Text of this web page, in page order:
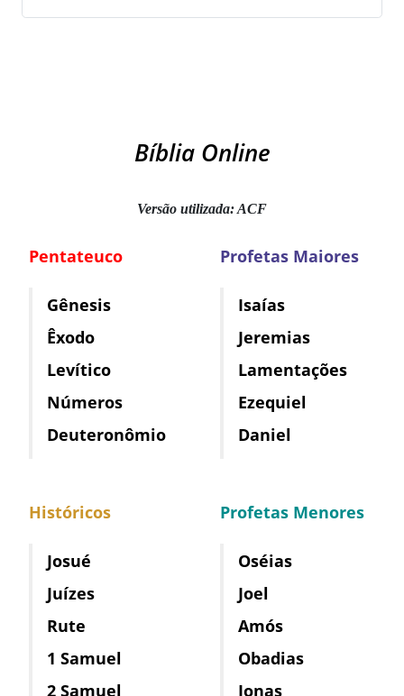
Bíblia Online
Versão utilizada: ACF
Pentateuco
Gênesis
Êxodo
Levítico
Números
Deuteronômio
Históricos
Josué
Juízes
Rute
1 Samuel
2 Samuel
Profetas Maiores
Isaías
Jeremias
Lamentações
Ezequiel
Daniel
Profetas Menores
Oséias
Joel
Amós
Obadias
Jonas